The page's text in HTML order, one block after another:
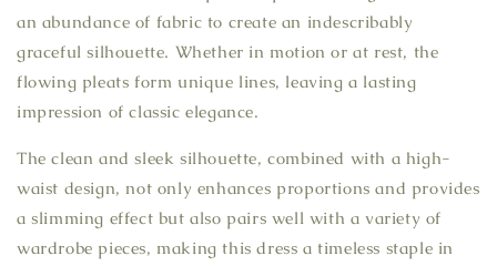
an abundance of fabric to create an indescribably
graceful silhouette. Whether in motion or at rest, the
flowing pleats form unique lines, leaving a lasting
impression of classic elegance.
The clean and sleek silhouette, combined with a high-
waist design, not only enhances proportions and provides
a slimming effect but also pairs well with a variety of
wardrobe pieces, making this dress a timeless staple in